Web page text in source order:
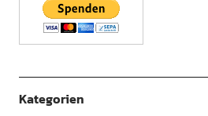
Kategorien